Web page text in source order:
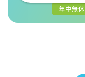
年中無休